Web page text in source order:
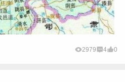
2979 4 0